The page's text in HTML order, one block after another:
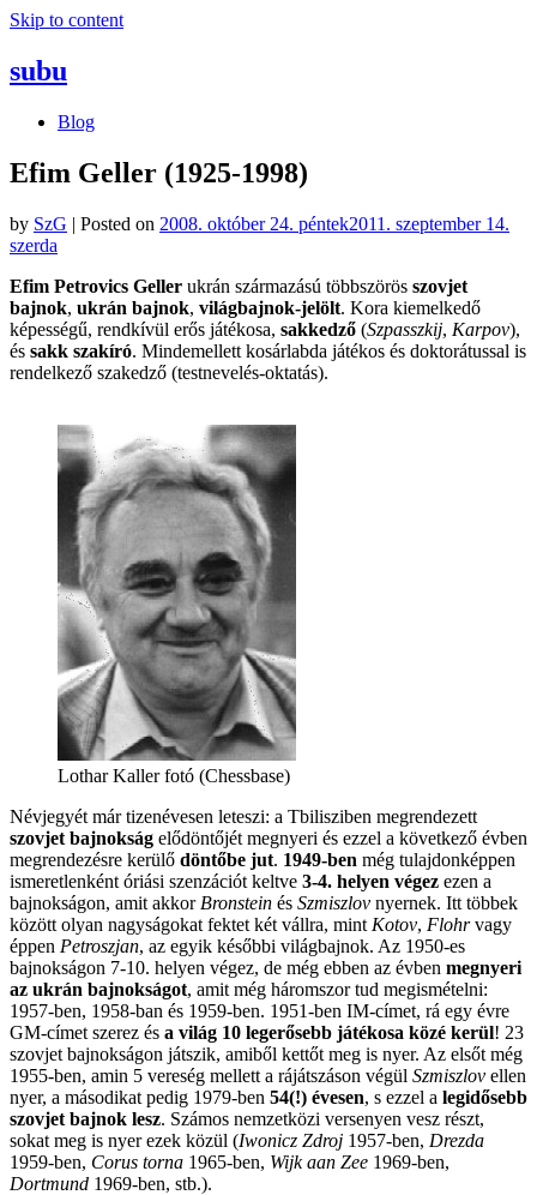
Skip to content
subu
Blog
Efim Geller (1925-1998)
by SzG | Posted on 2008. október 24. péntek2011. szeptember 14.
szerda
Efim Petrovics Geller ukrán származású többszörös szovjet
bajnok, ukrán bajnok, világbajnok-jelölt. Kora kiemelkedő
képességű, rendkívül erős játékosa, sakkedző (Szpasszkij, Karpov),
és sakk szakíró. Mindemellett kosárlabda játékos és doktorátussal is
rendelkező szakedző (testnevelés-oktatás).
Lothar Kaller fotó (Chessbase)
Névjegyét már tizenévesen leteszi: a Tbilisziben megrendezett
szovjet bajnokság elődöntőjét megnyeri és ezzel a következő évben
megrendezésre kerülő döntőbe jut. 1949-ben még tulajdonképpen
ismeretlenként óriási szenzációt keltve 3-4. helyen végez ezen a
bajnokságon, amit akkor Bronstein és Szmiszlov nyernek. Itt többek
között olyan nagyságokat fektet két vállra, mint Kotov, Flohrvagy
éppen Petroszjan, az egyik későbbi világbajnok. Az 1950-es
bajnokságon 7-10. helyen végez, de még ebben az évben megnyeri
az ukrán bajnokságot, amit még háromszor tud megismételni:
1957-ben, 1958-ban és 1959-ben. 1951-ben IM-címet, rá egy évre
GM-címet szerez és a világ 10 legerősebb játékosa közé kerül! 23
szovjet bajnokságon játszik, amiből kettőt meg is nyer. Az elsőt még
1955-ben, amin 5 vereség mellett a rájátszáson végül Szmiszlov ellen
nyer, a másodikat pedig 1979-ben 54(!) évesen, s ezzel a legidősebb
szovjet bajnok lesz. Számos nemzetközi versenyen vesz részt,
sokat meg is nyer ezek közül (Iwonicz Zdroj 1957-ben, Drezda
1959-ben, Corus torna 1965-ben, Wijk aan Zee 1969-ben,
Dortmund 1969-ben, stb.).